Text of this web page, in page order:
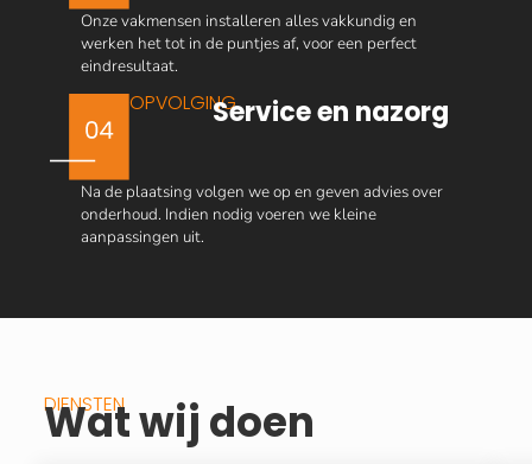
Onze vakmensen installeren alles vakkundig en
werken het tot in de puntjes af, voor een perfect
eindresultaat.
OPVOLGINGService en nazorg
Na de plaatsing volgen we op en geven advies over
onderhoud. Indien nodig voeren we kleine
aanpassingen uit.
DIENSTEN
Wat wij doen